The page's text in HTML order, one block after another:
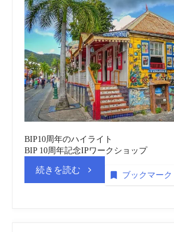
BIP10周年のハイライト
BIP 10周年記念IPワークショップ
続きを読む“シ
ブックマーク